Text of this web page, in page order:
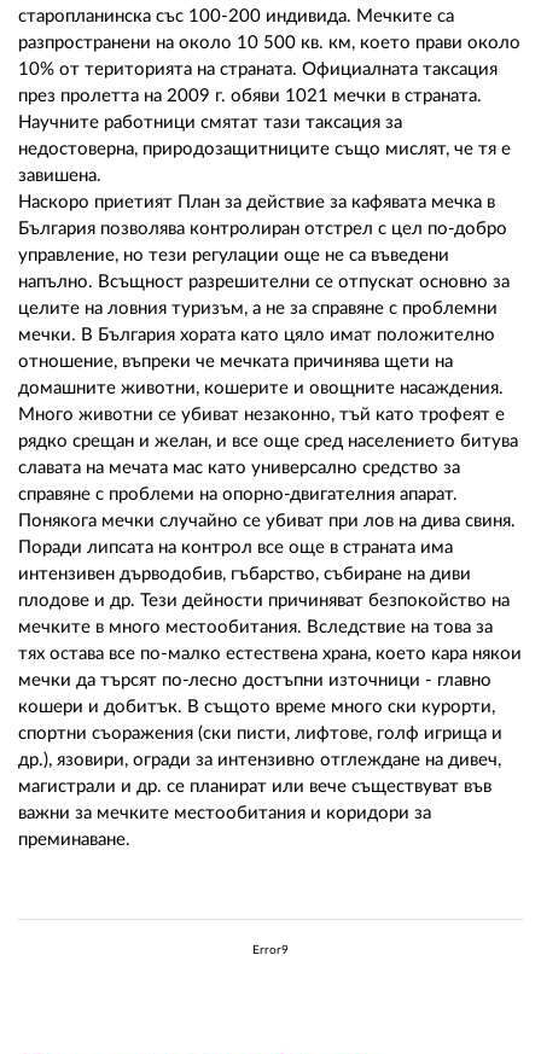
старопланинска със 100-200 индивида. Мечките са
разпространени на около 10 500 кв. км, което прави около
10% от територията на страната. Официалната таксация
през пролетта на 2009 г. обяви 1021 мечки в страната.
Научните работници смятат тази таксация за
недостоверна, природозащитниците също мислят, че тя е
завишена.
Наскоро приетият План за действие за кафявата мечка в
България позволява контролиран отстрел с цел по-добро
управление, но тези регулации още не са въведени
напълно. Всъщност разрешителни се отпускат основно за
целите на ловния туризъм, а не за справяне с проблемни
мечки. В България хората като цяло имат положително
отношение, въпреки че мечката причинява щети на
домашните животни, кошерите и овощните насаждения.
Много животни се убиват незаконно, тъй като трофеят е
рядко срещан и желан, и все още сред населението битува
славата на мечата мас като универсално средство за
справяне с проблеми на опорно-двигателния апарат.
Понякога мечки случайно се убиват при лов на дива свиня.
Поради липсата на контрол все още в страната има
интензивен дърводобив, гъбарство, събиране на диви
плодове и др. Тези дейности причиняват безпокойство на
мечките в много местообитания. Вследствие на това за
тях остава все по-малко естествена храна, което кара някои
мечки да търсят по-лесно достъпни източници - главно
кошери и добитък. В същото време много ски курорти,
спортни съоражения (ски писти, лифтове, голф игрища и
др.), язовири, огради за интензивно отглеждане на дивеч,
магистрали и др. се планират или вече съществуват във
важни за мечките местообитания и коридори за
преминаване.
Error9